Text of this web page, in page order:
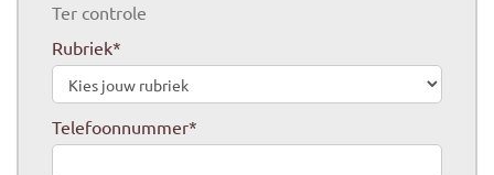
Ter controle
Rubriek*
Telefoonnummer*